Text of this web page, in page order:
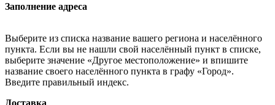
Заполнение адреса
Выберите из списка название вашего региона и населённого
пункта. Если вы не нашли свой населённый пункт в списке,
выберите значение «Другое местоположение» и впишите
название своего населённого пункта в графу «Город».
Введите правильный индекс.
Доставка